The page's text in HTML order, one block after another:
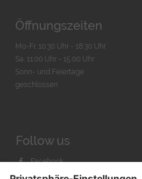
Öffnungszeiten
Mo-Fr. 10:30 Uhr - 18:30 Uhr
Sa. 11:00 Uhr - 15.00 Uhr
Sonn- und Feiertage
geschlossen
Follow us
Facebook
Instagram